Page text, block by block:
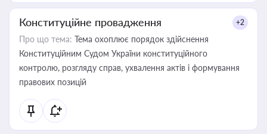
Конституційне провадження +2
Про що тема: Тема охоплює порядок здійснення
Конституційним Судом України конституційного
контролю, розгляду справ, ухвалення актів і формування
правових позицій